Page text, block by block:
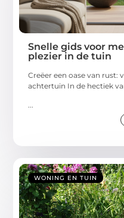
Snelle gids voor
plezier in de tuin
Creëer een oase van
achtertuin In de hectiek
...
WONING EN TUIN